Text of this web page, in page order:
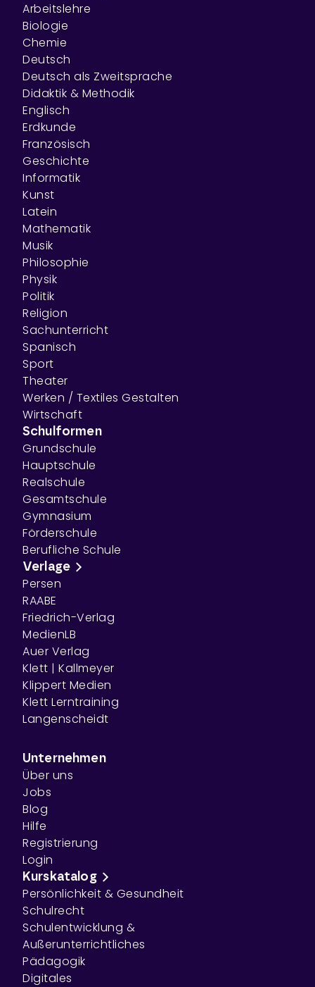
Arbeitslehre
Biologie
Chemie
Deutsch
Deutsch als Zweitsprache
Didaktik & Methodik
Englisch
Erdkunde
Französisch
Geschichte
Informatik
Kunst
Latein
Mathematik
Musik
Philosophie
Physik
Politik
Religion
Sachunterricht
Spanisch
Sport
Theater
Werken / Textiles Gestalten
Wirtschaft
Schulformen
Grundschule
Hauptschule
Realschule
Gesamtschule
Gymnasium
Förderschule
Berufliche Schule
Verlage
Persen
RAABE
Friedrich-Verlag
MedienLB
Auer Verlag
Klett | Kallmeyer
Klippert Medien
Klett Lerntraining
Langenscheidt
Unternehmen
Über uns
Jobs
Blog
Hilfe
Registrierung
Login
Kurskatalog
Persönlichkeit & Gesundheit
Schulrecht
Schulentwicklung &
Außerunterrichtliches
Pädagogik
Digitales